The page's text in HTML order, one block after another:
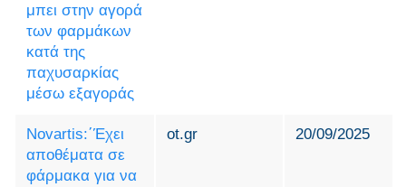
μπει στην αγορά
των φαρμάκων
κατά της
παχυσαρκίας
μέσω εξαγοράς
Novartis:΄Έχει
αποθέματα σε
φάρμακα για να
ot.gr 20/09/2025